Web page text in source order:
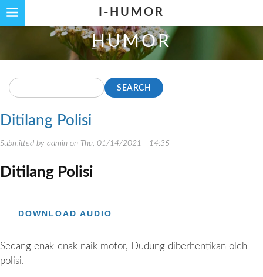
Skip
main
content
I-HUMOR
HUMOR
Search
Ditilang Polisi
Submitted by admin on Thu, 01/14/2021 - 14:35
Ditilang Polisi
DOWNLOAD AUDIO
Sedang enak-enak naik motor, Dudung diberhentikan oleh
polisi.